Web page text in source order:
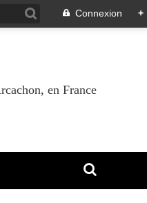
Connexion +
en France